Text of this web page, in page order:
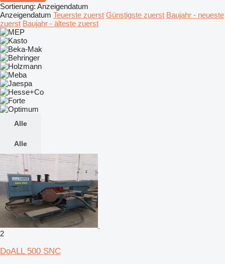
Sortierung: Anzeigendatum
Anzeigendatum Teuerste zuerst Günstigste zuerst Baujahr - neueste
zuerst Baujahr - älteste zuerst
Alle
Alle
2
DoALL 500 SNC